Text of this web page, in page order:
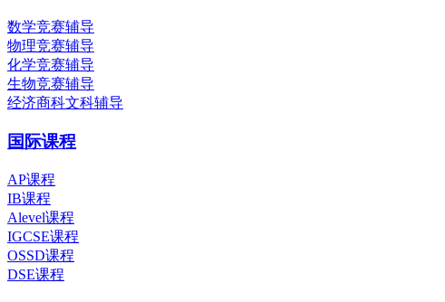
数学竞赛辅导
物理竞赛辅导
化学竞赛辅导
生物竞赛辅导
经济商科文科辅导
国际课程
AP课程
IB课程
Alevel课程
IGCSE课程
OSSD课程
DSE课程